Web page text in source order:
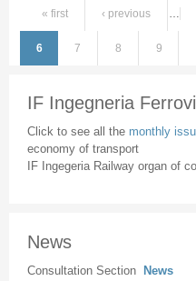
Pages
« first ‹ previous …
6 7 8 9
IF Ingegneria
Click to see all the monthly
economy of transport
IF Ingegeria Railway organ of
News
Consultation Section News